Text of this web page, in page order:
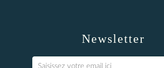
Newsletter